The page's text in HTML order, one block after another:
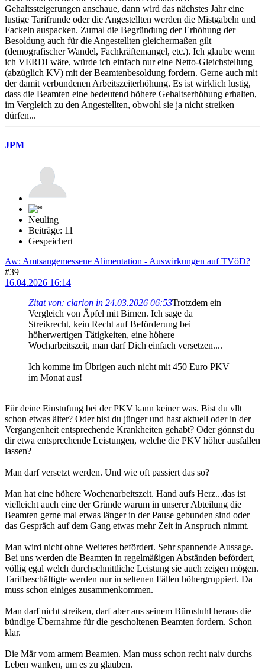
Gehaltssteigerungen anschaue, dann wird das nächstes Jahr eine
lustige Tarifrunde oder die Angestellten werden die Mistgabeln und
Fackeln auspacken. Zumal die Begründung der Erhöhung der
Besoldung auch für die Angestellten gleichermaßen gilt
(demografischer Wandel, Fachkräftemangel, etc.). Ich glaube wenn
ich VERDI wäre, würde ich einfach nur eine Netto-Gleichstellung
(abzüglich KV) mit der Beamtenbesoldung fordern. Gerne auch mit
der damit verbundenen Arbeitszeiterhöhung. Es ist wirklich lustig,
dass die Beamten eine bedeutend höhere Gehaltserhöhung erhalten,
im Vergleich zu den Angestellten, obwohl sie ja nicht streiken
dürfen...
JPM
Neuling
Beiträge: 11
Gespeichert
Aw: Amtsangemessene Alimentation - Auswirkungen auf TVöD?
#39
16.04.2026 16:14
Zitat von: clarion in 24.03.2026 06:53Trotzdem ein
Vergleich von Äpfel mit Birnen. Ich sage da
Streikrecht, kein Recht auf Beförderung bei
höherwertigen Tätigkeiten, eine höhere
Wocharbeitszeit, man darf Dich einfach versetzen....
Ich komme im Übrigen auch nicht mit 450 Euro PKV
im Monat aus!
Für deine Einstufung bei der PKV kann keiner was. Bist du vllt
schon etwas älter? Oder bist du jünger und hast aktuell oder in der
Vergangenheit entsprechende Krankheiten gehabt? Oder gönnst du
dir etwa entsprechende Leistungen, welche die PKV höher ausfallen
lassen?
Man darf versetzt werden. Und wie oft passiert das so?
Man hat eine höhere Wochenarbeitszeit. Hand aufs Herz...das ist
vielleicht auch eine der Gründe warum in unserer Abteilung die
Beamten gerne mal etwas länger in der Pause gebunden sind oder
das Gespräch auf dem Gang etwas mehr Zeit in Anspruch nimmt.
Man wird nicht ohne Weiteres befördert. Sehr spannende Aussage.
Bei uns werden die Beamten in regelmäßigen Abständen befördert,
völlig egal welch durchschnittliche Leistung sie auch zeigen mögen.
Tarifbeschäftigte werden nur in seltenen Fällen höhergruppiert. Da
muss schon einiges zusammenkommen.
Man darf nicht streiken, darf aber aus seinem Bürostuhl heraus die
bündige Übernahme für die gescholtenen Beamten fordern. Schon
klar.
Die Mär vom armem Beamten. Man muss schon recht naiv durchs
Leben wanken, um es zu glauben.